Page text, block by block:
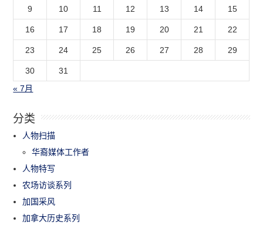
9 10 11 12 13 14 15
16 17 18 19 20 21 22
23 24 25 26 27 28 29
30
31
« 7月
分类
人物扫描
华裔媒体工作者
人物特写
农场访谈系列
加国采风
加拿大历史系列